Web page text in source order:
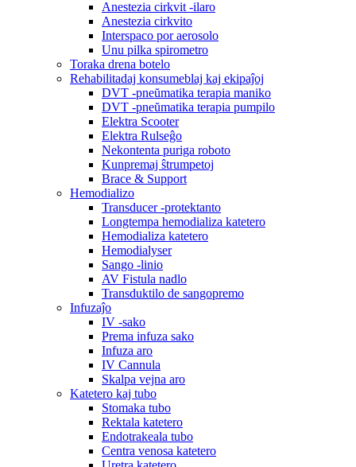
Anestezia cirkvit -ilaro
Anestezia cirkvito
Interspaco por aerosolo
Unu pilka spirometro
Toraka drena botelo
Rehabilitadaj konsumeblaj kaj ekipaĵoj
DVT -pneŭmatika terapia maniko
DVT -pneŭmatika terapia pumpilo
Elektra Scooter
Elektra Rulseĝo
Nekontenta puriga roboto
Kunpremaj ŝtrumpetoj
Brace & Support
Hemodializo
Transducer -protektanto
Longtempa hemodializa katetero
Hemodializa katetero
Hemodialyser
Sango -linio
AV Fistula nadlo
Transduktilo de sangopremo
Infuzaĵo
IV -sako
Prema infuza sako
Infuza aro
IV Cannula
Skalpa vejna aro
Katetero kaj tubo
Stomaka tubo
Rektala katetero
Endotrakeala tubo
Centra venosa katetero